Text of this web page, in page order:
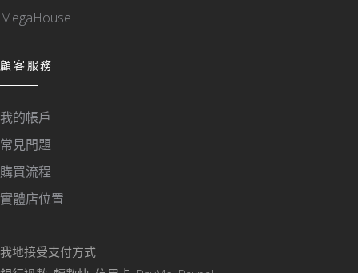
MegaHouse
顧客服務
我的帳戶
常見問題
購買流程
實體店位置
我地接受支付方式